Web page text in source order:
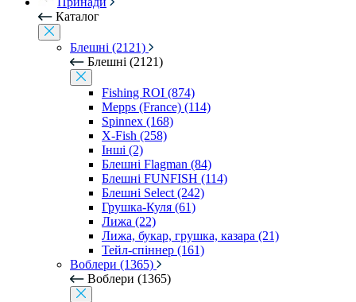
Каталог
Блешні (2121)
Блешні (2121)
Fishing ROI (874)
Mepps (France) (114)
Spinnex (168)
X-Fish (258)
Інші (2)
Блешні Flagman (84)
Блешні FUNFISH (114)
Блешні Select (242)
Грушка-Куля (61)
Лижа (22)
Лижа, букар, грушка, казара (21)
Тейл-спіннер (161)
Воблери (1365)
Воблери (1365)